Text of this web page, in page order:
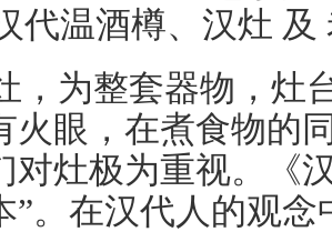
代温酒樽、汉灶 及
，为整套器物，灶
火眼，在煮食物的
对灶极为重视。《
”。在汉代人的观